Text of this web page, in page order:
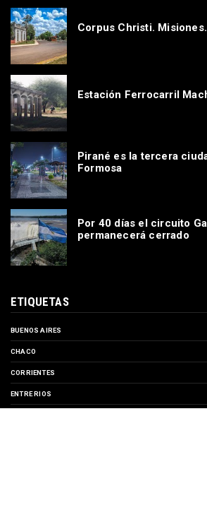
Corpus Christi. Misiones.
Estación Ferrocarril
Pirané es la tercera
Formosa
Por 40 días el circuito
permanecerá cerrado
ETIQUETAS
BUENOS AIRES
CHACO
CORRIENTES
ENTRE RIOS